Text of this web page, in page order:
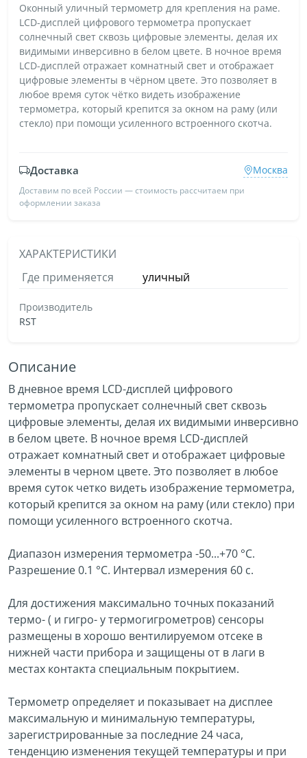
Оконный уличный термометр для крепления на раме.
LCD-дисплей цифрового термометра пропускает
солнечный свет сквозь цифровые элементы, делая их
видимыми инверсивно в белом цвете. В ночное время
LCD-дисплей отражает комнатный свет и отображает
цифровые элементы в чёрном цвете. Это позволяет в
любое время суток чётко видеть изображение
термометра, который крепится за окном на раму (или
стекло) при помощи усиленного встроенного скотча.
Доставка Москва
Доставим по всей России — стоимость рассчитаем при
оформлении заказа
ХАРАКТЕРИСТИКИ
Где применяется
уличный
Производитель
RST
Описание
В дневное время LCD-дисплей цифрового
термометра пропускает солнечный свет сквозь
цифровые элементы, делая их видимыми инверсивно
в белом цвете. В ночное время LCD-дисплей
отражает комнатный свет и отображает цифровые
элементы в черном цвете. Это позволяет в любое
время суток четко видеть изображение термометра,
который крепится за окном на раму (или стекло) при
помощи усиленного встроенного скотча.
Диапазон измерения термометра -50...+70 °С.
Разрешение 0.1 °С. Интервал измерения 60 с.
Для достижения максимально точных показаний
термо- ( и гигро- у термогигрометров) сенсоры
размещены в хорошо вентилируемом отсеке в
нижней части прибора и защищены от в лаги в
местах контакта специальным покрытием.
Термометр определяет и показывает на дисплее
максимальную и минимальную температуры,
зарегистрированные за последние 24 часа,
тенденцию изменения текущей температуры и при